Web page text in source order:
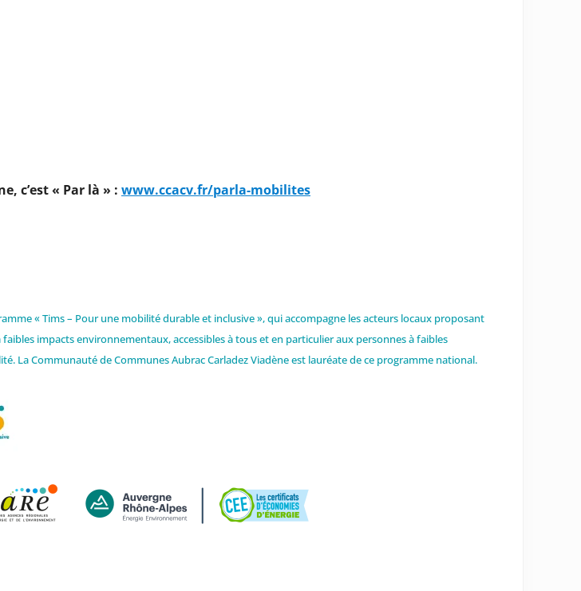
c’est « Par là » : www.ccacv.fr/parla-mobilites
« Tims – Pour une mobilité durable et inclusive », qui accompagne les acteurs locaux proposant
impacts environnementaux, accessibles à tous et en particulier aux personnes à faibles
La Communauté de Communes Aubrac Carladez Viadène est lauréate de ce programme national.